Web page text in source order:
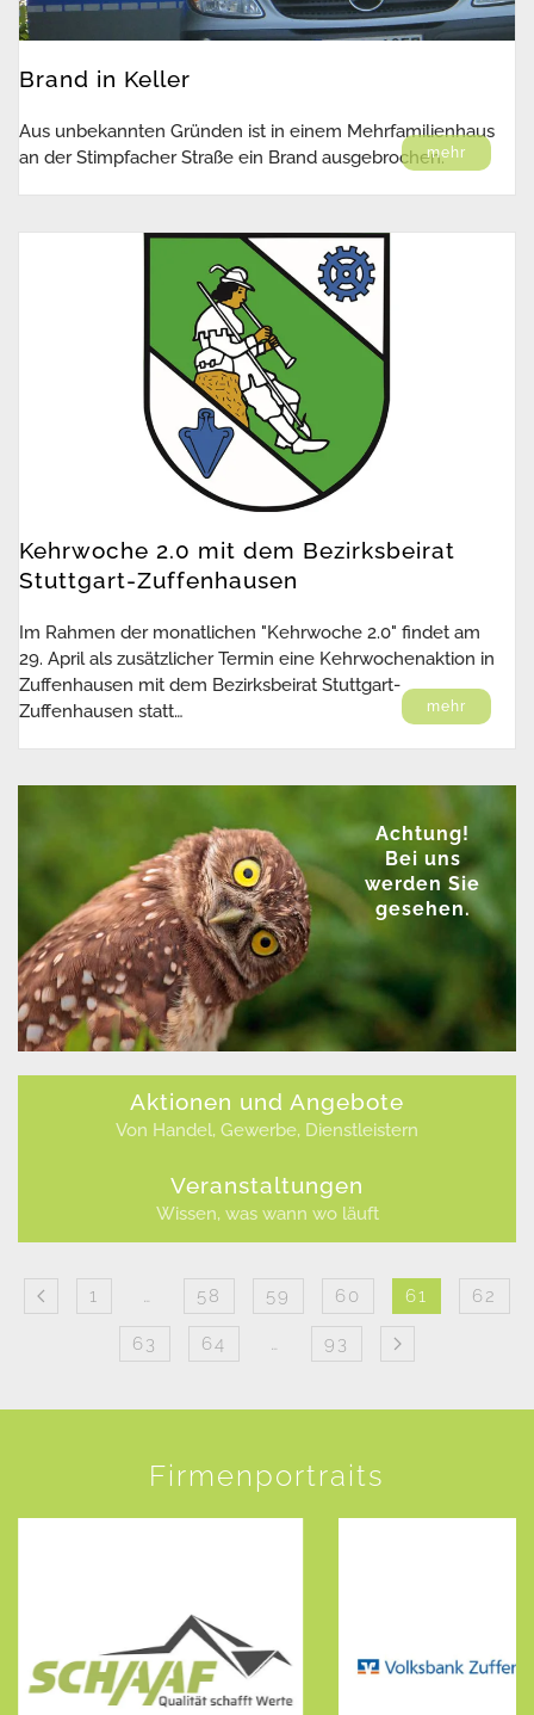
Brand in Keller
Aus unbekannten Gründen ist in einem Mehrfamilienhaus
an der Stimpfacher Straße ein Brand ausgebrochen.mehr
Kehrwoche 2.0 mit dem Bezirksbeirat
Stuttgart-Zuffenhausen
Im Rahmen der monatlichen "Kehrwoche 2.0" findet am
29. April als zusätzlicher Termin eine Kehrwochenaktion in
Zuffenhausen mit dem Bezirksbeirat Stuttgart-
Zuffenhausen statt…
mehr
Achtung!
Bei uns
werden Sie
gesehen.
Aktionen und Angebote
Von Handel, Gewerbe, Dienstleistern
Veranstaltungen
Wissen, was wann wo läuft
1 … 58 59 60 61 62
63 64 … 93
Firmenportraits